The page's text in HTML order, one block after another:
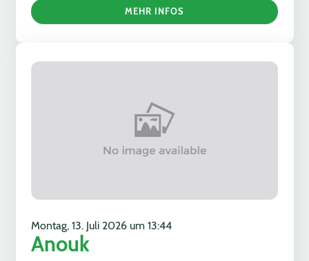
MEHR INFOS
Montag, 13. Juli 2026 um 13:44
Anouk